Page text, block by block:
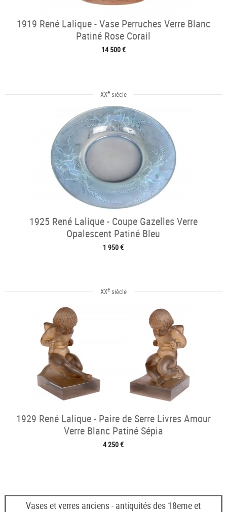
1919 René Lalique - Vase Perruches Verre Blanc
Patiné Rose Corail
14 500 €
XXesiècle
1925 René Lalique - Coupe Gazelles Verre
Opalescent Patiné Bleu
1 950 €
XXesiècle
1929 René Lalique - Paire de Serre Livres Amour
Verre Blanc Patiné Sépia
4 250 €
Vases et verres anciens - antiquités des 18eme et